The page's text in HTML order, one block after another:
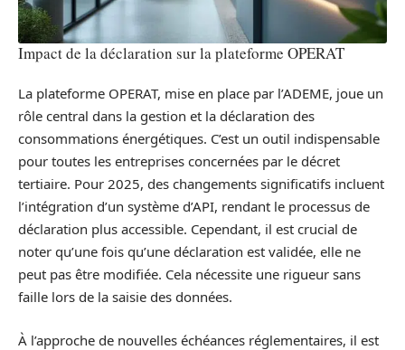
Impact de la déclaration sur la plateforme OPERAT
La plateforme OPERAT, mise en place par l’ADEME, joue un
rôle central dans la gestion et la déclaration des
consommations énergétiques. C’est un outil indispensable
pour toutes les entreprises concernées par le décret
tertiaire. Pour 2025, des changements significatifs incluent
l’intégration d’un système d’API, rendant le processus de
déclaration plus accessible. Cependant, il est crucial de
noter qu’une fois qu’une déclaration est validée, elle ne
peut pas être modifiée. Cela nécessite une rigueur sans
faille lors de la saisie des données.
À l’approche de nouvelles échéances réglementaires, il est